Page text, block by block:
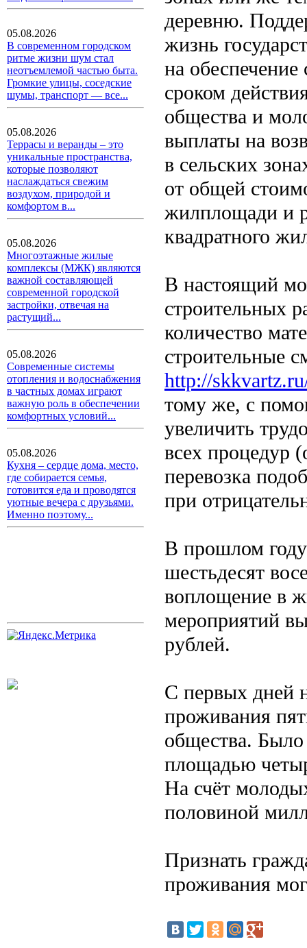
05.08.2026
В современном городском
ритме жизни шум стал
неотъемлемой частью быта.
Громкие улицы, соседские
шумы, транспорт — все...
05.08.2026
Террасы и веранды – это
уникальные пространства,
которые позволяют
наслаждаться свежим
воздухом, природой и
комфортом в...
05.08.2026
Многоэтажные жилые
комплексы (МЖК) являются
важной составляющей
современной городской
застройки, отвечая на
растущий...
05.08.2026
Современные системы
отопления и водоснабжения
в частных домах играют
важную роль в обеспечении
комфортных условий...
05.08.2026
Кухня – сердце дома, место,
где собирается семья,
готовится еда и проводятся
уютные вечера с друзьями.
Именно поэтому...
деревню.
жизнь
на обеспечение
сроком
общества и
выплаты на
в сельских
от общей
жилплощади и
квадратного
В настоящий
строительных
количество
строительные
http://
тому же, с
увеличить
всех процедур
перевозка
при
В прошлом году
шестьдесят
воплощение в
мероприятий
рублей.
С первых дней
проживания
общества.
площадью
На счёт
половиной
Признать
проживания